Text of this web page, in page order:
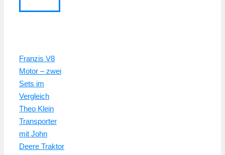
Franzis V8
Motor – zwei
Sets im
Vergleich
Theo Klein
Transporter
mit John
Deere Traktor